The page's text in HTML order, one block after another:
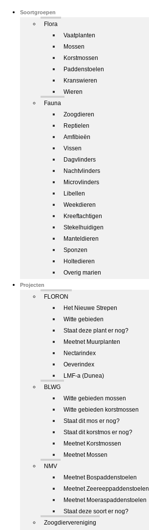
Soortgroepen
Flora
Vaatplanten
Mossen
Korstmossen
Paddenstoelen
Kranswieren
Wieren
Fauna
Zoogdieren
Reptielen
Amfibieën
Vissen
Dagvlinders
Nachtvlinders
Microvlinders
Libellen
Weekdieren
Kreeftachtigen
Stekelhuidigen
Manteldieren
Sponzen
Holtedieren
Overig marien
Projecten
FLORON
Het Nieuwe Strepen
Witte gebieden
Staat deze plant er nog?
Meetnet Muurplanten
Nectarindex
Oeverindex
LMF-a (Dunea)
BLWG
Witte gebieden mossen
Witte gebieden korstmossen
Staat dit mos er nog?
Staat dit korstmos er nog?
Meetnet Korstmossen
Meetnet Mossen
NMV
Meetnet Bospaddenstoelen
Meetnet Zeereeppaddenstoelen
Meetnet Moeraspaddenstoelen
Staat deze soort er nog?
Zoogdiervereniging